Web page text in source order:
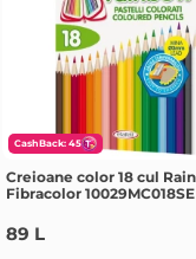
CashBack: 45
Creioane color 18 cul Rainbow
Fibracolor 10029MC018SE
89 L